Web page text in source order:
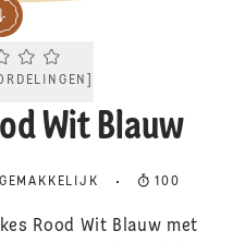
Current rating 0.0. Click to rate.
Wit Blauw
GEMAKKELIJK 100
Rood Wit Blauw met